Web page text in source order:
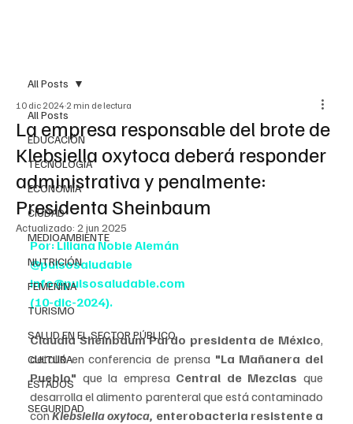
All Posts
EDUCACIÓN
TECNOLOGÍA
ECONOMÍA
CIUDAD
MEDIOAMBIENTE
NUTRICIÓN
FEMENINA
TURISMO
SALUD EN EL SECTOR PÚBLICO
CULTURA
ESTADOS
SEGURIDAD
All Posts
La empresa responsable del brote de
Klebsiella oxytoca deberá responder
administrativa y penalmente:
Presidenta Sheinbaum
10 dic 2024 2 min de lectura
Actualizado: 2 jun 2025
Por: Liliana Noble Alemán
@pulsosaludable
info@pulsosaludable.com
(10-dic-2024).
Claudia Sheinbaum Pardo presidenta de México,
detalló en conferencia de prensa "La Mañanera del
Pueblo" que la empresa Central de Mezclas que
desarrolla el alimento parenteral que está contaminado
con Klebsiella oxytoca, enterobacteria resistente a